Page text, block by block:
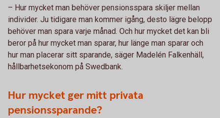
– Hur mycket man behöver pensionsspara skiljer mellan
individer. Ju tidigare man kommer igång, desto lägre belopp
behöver man spara varje månad. Och hur mycket det kan bli
beror på hur mycket man sparar, hur länge man sparar och
hur man placerar sitt sparande, säger Madelén Falkenhäll,
hållbarhetsekonom på Swedbank.
Hur mycket ger mitt privata
pensionssparande?